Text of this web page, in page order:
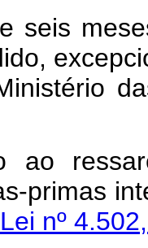
seis
ao
primas
nº